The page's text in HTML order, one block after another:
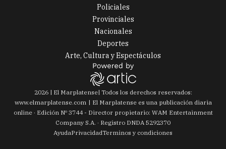
Policiales
Provinciales
Nacionales
Deportes
Arte, Cultura y Espectáculos
2026| El Marplatense| Todos los derechos reservados:
www.elmarplatense.com
El Marplatense es una publicación diaria
online · Edición Nº 3744- Director propietario: WAM Entertainment
Company S.A. · Registro DNDA 5292370
AyudaPrivacidadTerminos y condiciones